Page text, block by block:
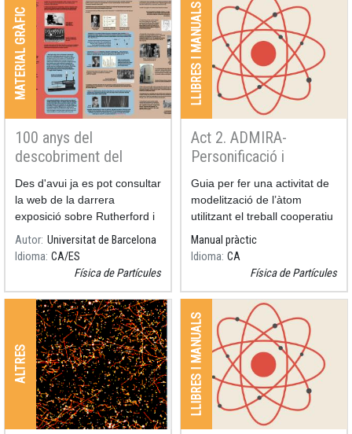
MATERIAL GRÀFIC
100 anys del
descobriment del
protó: Rutherford, pare
de la Física Nuclear
Resum
Des d'avui ja es pot consultar
la web de la darrera
exposició sobre Rutherford i
el descobriment del protó a
càrrec del CRAI de la
Facultat de Física i Química
Barcelona.
Autor Universitat de Barcelona
Idioma CA ES
Física de Partícules
LLIBRES I MANUALS
Act 2. ADMIRA-
Personificació i
Modelització de l’àtom
Resum
Guia per fer una activitat de
modelització de l’àtom
utilitzant el treball cooperatiu
i la personificació, per tal
d’introduir els alumnes de
l’ESO i/o el batxillerat en el
partícule
Manual pràctic
Idioma CA
Física de Partícules
ALTRES LLIBRES I MANUALS